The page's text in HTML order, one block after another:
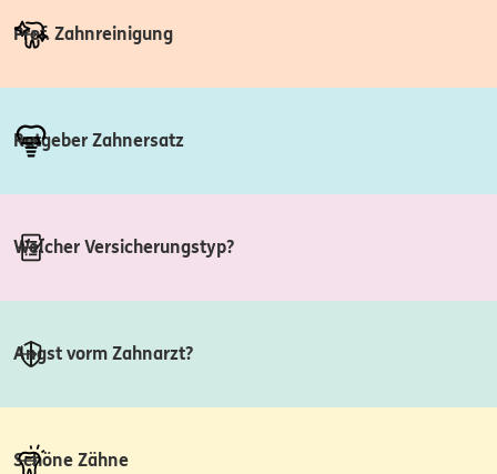
Prof. Zahnreinigung
Ratgeber Zahnersatz
Welcher Versicherungstyp?
Angst vorm Zahnarzt?
Schöne Zähne